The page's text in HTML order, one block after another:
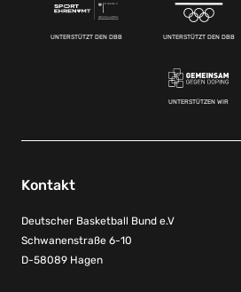
UNTERSTÜTZT DEN DBB UNTERSTÜTZT DEN DBB
UNTERSTÜTZEN WIR
Kontakt
Deutscher Basketball Bund e.V
Schwanenstraße 6-10
D-58089 Hagen